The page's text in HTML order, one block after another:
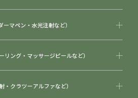
ーマペン・水光注射など）
リング・マッサージピールなど）
・クラツーアルファなど）